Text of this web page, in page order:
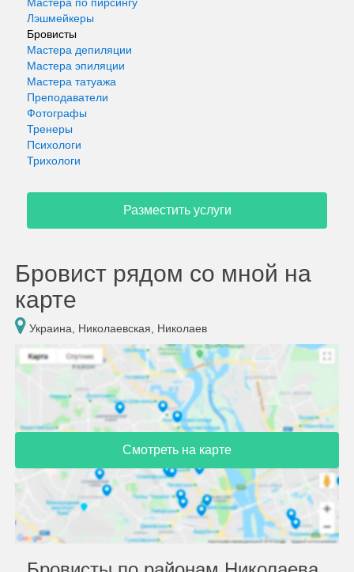
Лэшмейкеры
Бровисты
Мастера депиляции
Мастера эпиляции
Мастера татуажа
Преподаватели
Фотографы
Тренеры
Психологи
Трихологи
Разместить услуги
Бровист рядом со мной на
карте
Украина, Николаевская, Николаев
Смотреть на карте